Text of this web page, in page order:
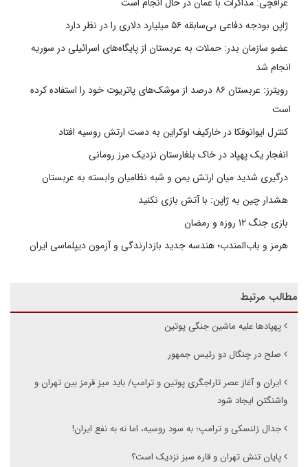
ژاپن بودجه دفاعی بی‌سابقه ۵۶ میلیارد دلاری را در نظر دارد
عضو سازمان بدر: حملات به عربستان از پایگاه‌های اسرائیلی در سوریه
انجام شد
رویترز: عربستان ۸۶ درصد از موشک‌های پاتریوت خود را استفاده کرده
است
کنترل ایوانوفکا در خارکیف اوکراین به دست ارتش روسیه افتاد
انفجار یک پهپاد در خاک بلغارستان نزدیک مرز رومانی
درگیری شدید میان ارتش یمن و شبه نظامیان وابسته به عربستان
هشدار چین به ژاپن: با آتش بازی نکنید
بازی جنگ ۱۲ روزه و رمضان
هرمز و باب‌المندب؛ هندسه جدید بازدارندگی و آزمون دیپلماسی ایران
مطالب مرتبط
پهپادها علیه ماشین جنگی پوتین
صلح در چنگال دو رئیس جمهور
ایران و آغاز عصر تاراجگری پوتین و ترامپ/ باید میز قرمز بین تهران و
واشنگتن ایجاد شود
جدال زلنسکی و ترامپ؛ به سود روسیه، اما نه به نفع ایران!
پایان تنش تهران و قاره سبز نزدیک است؟